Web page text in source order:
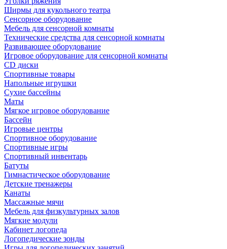
Ширмы для кукольного театра
Сенсорное оборудование
Мебель для сенсорной комнаты
Технические средства для сенсорной комнаты
Развивающее оборудование
Игровое оборудование для сенсорной комнаты
CD диски
Спортивные товары
Напольные игрушки
Сухие бассейны
Маты
Мягкое игровое оборудование
Бассейн
Игровые центры
Спортивное оборудование
Спортивные игры
Спортивный инвентарь
Батуты
Гимнастическое оборудование
Детские тренажеры
Канаты
Массажные мячи
Мебель для физкультурных залов
Мягкие модули
Кабинет логопеда
Логопедические зонды